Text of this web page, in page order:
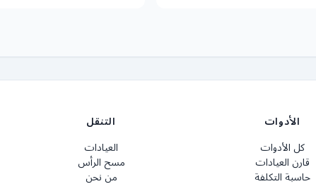
التنقل
العيادات
مسح الرأس
من نحن
الأدوات
كل الأدوات
قارن العيادات
حاسبة التكلفة